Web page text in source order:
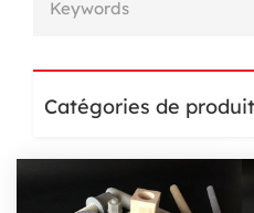
Catégories de